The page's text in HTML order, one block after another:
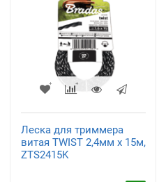
Леска для триммера
витая TWIST 2,4мм х 15м,
ZTS2415K